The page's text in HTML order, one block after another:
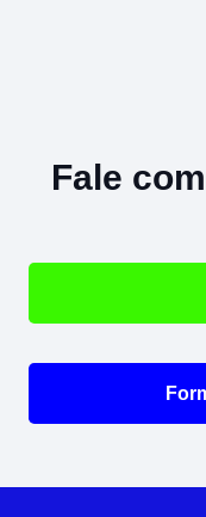
Fale